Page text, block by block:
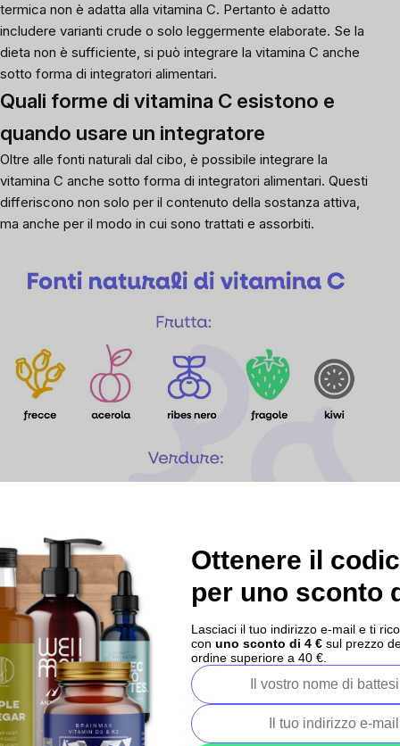
termica non è adatta alla vitamina C. Pertanto è adatto
includere varianti crude o solo leggermente elaborate. Se la
dieta non è sufficiente, si può integrare la vitamina C anche
sotto forma di integratori alimentari.
Quali forme di vitamina C esistono e
quando usare un integratore
Oltre alle fonti naturali dal cibo, è possibile integrare la
vitamina C anche sotto forma di integratori alimentari. Questi
differiscono non solo per il contenuto della sostanza attiva,
ma anche per il modo in cui sono trattati e assorbiti.
Le forme più comuni includono:
Compresse e capsule
- una variante classica, facilmente
disponibile e pratica per l'uso quotidiano.
Compresse effervescenti - solubili in acqua, adatte a
chi preferisce una forma liquida.
Polveri- idealiper smoothie
o altre bevande.
Ottenere il
per uno sconto
Lasciaci il tuo indirizzo e-mail e ti
con uno sconto di 4 € sul prezzo
ordine superiore a 40 €.